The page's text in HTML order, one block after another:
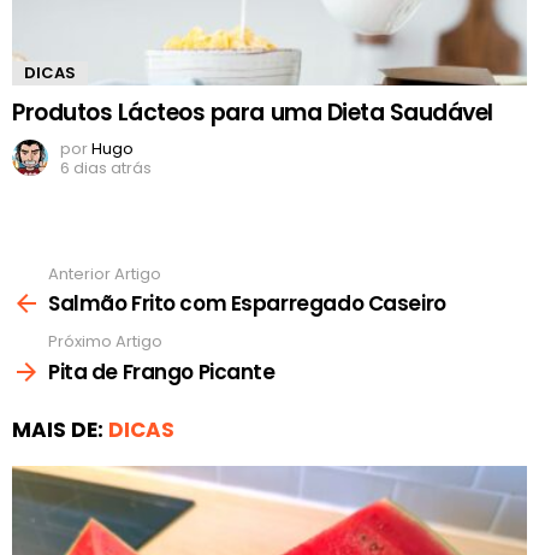
DICAS
Produtos Lácteos para uma Dieta Saudável
porHugo
6 dias atrás
mais
Anterior Artigo
Salmão Frito com Esparregado Caseiro
Próximo Artigo
Pita de Frango Picante
MAIS DE: DICAS